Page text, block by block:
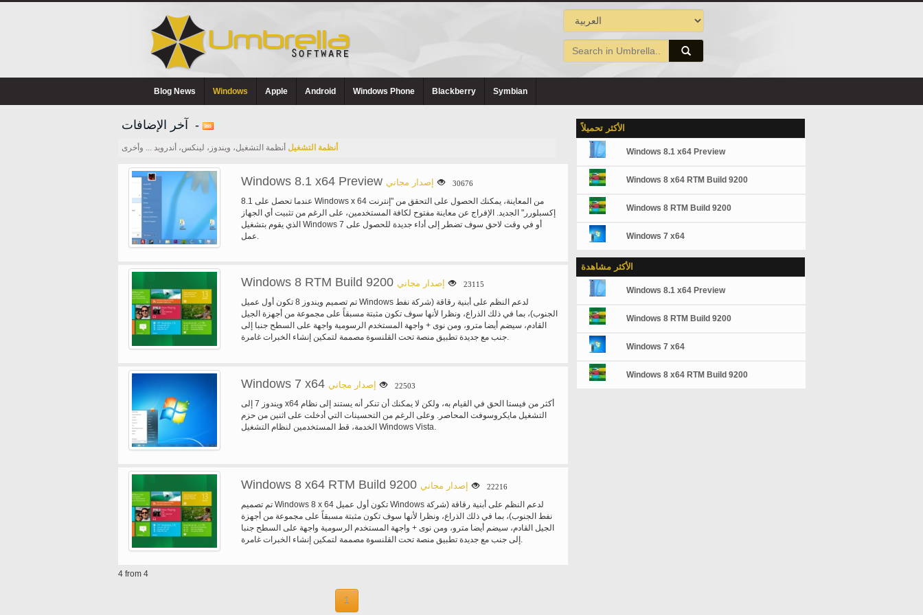
Blog News Windows Apple Android Windows Phone Blackberry Symbian
آخر الإضافات -
أنظمة التشغيل أنظمة التشغيل، ويندوز، لينكس، أندرويد ... وأخرى
Windows 8.1 x64 Preview إصدار مجاني 30676
عندما تحصل على 8.1 Windows x 64 من المعاينة، يمكنك الحصول على التحقق من "إنترنت
إكسبلورر" الجديد. الإفراج عن معاينة مفتوح لكافة المستخدمين، على الرغم من تثبيت أي الجهاز
الذي يقوم بتشغيل Windows 7 أو في وقت لاحق سوف تضطر إلى أداء جديدة للحصول على
عمل.
Windows 8 RTM Build 9200 إصدار مجاني 23115
تم تصميم ويندوز 8 تكون أول عميل Windows لدعم النظم على أبنية رقاقة (شركة نفط
الجنوب)، بما في ذلك الذراع، ونظرا لأنها سوف تكون مثبتة مسبقاً على مجموعة من أجهزة الجيل
القادم، سيضم أيضا مترو، ومن نوى + واجهة المستخدم الرسومية واجهة على السطح جنبا إلى
جنب مع جديدة تطبيق منصة تحت القلنسوة مصممة لتمكين إنشاء الخبرات غامرة.
Windows 7 x64 إصدار مجاني 22503
ويندوز 7 إلى x64 أكثر من فيستا الحق في القيام به، ولكن لا يمكنك أن تنكر أنه يستند إلى نظام
التشغيل مايكروسوفت المحاصر. وعلى الرغم من التحسينات التي أدخلت على اثنين من حزم
الخدمة، قط المستخدمين لنظام التشغيل Windows Vista.
Windows 8 x64 RTM Build 9200 إصدار مجاني 22216
تم تصميم Windows 8 x 64 تكون أول عميل Windows لدعم النظم على أبنية رقاقة (شركة
نفط الجنوب)، بما في ذلك الذراع، ونظرا لأنها سوف تكون مثبتة مسبقاً على مجموعة من أجهزة
الجيل القادم، سيضم أيضا مترو، ومن نوى + واجهة المستخدم الرسومية واجهة على السطح جنبا
إلى جنب مع جديدة تطبيق منصة تحت القلنسوة مصممة لتمكين إنشاء الخبرات غامرة.
4 from 4
1
الأكثر تحميلاً
Windows 8.1 x64 Preview
Windows 8 x64 RTM Build 9200
Windows 8 RTM Build 9200
Windows 7 x64
الأكثر مشاهدة
Windows 8.1 x64 Preview
Windows 8 RTM Build 9200
Windows 7 x64
Windows 8 x64 RTM Build 9200